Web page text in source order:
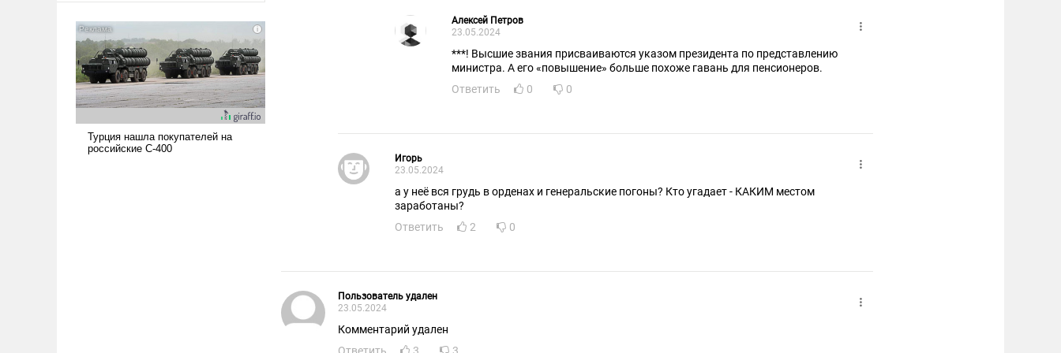
Сложившаяся ситуация
означает многолетний период
уязвимости США, например,
перед Китаем.
Алексей Петров
23.05.2024
***! Высшие звания присваиваются указом президента по представлению
министра. А его «повышение» больше похоже гавань для пенсионеров.
Ответить
0 0
Игорь
23.05.2024
а у неё вся грудь в орденах и генеральские погоны? Кто угадает - КАКИМ местом
заработаны?
Ответить
2 0
Пользователь удален
23.05.2024
Комментарий удален